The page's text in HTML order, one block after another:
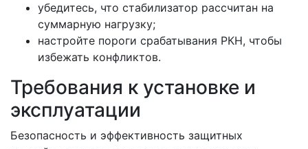
убедитесь, что стабилизатор рассчитан на
суммарную нагрузку;
настройте пороги срабатывания РКН, чтобы
избежать конфликтов.
Требования к установке и
эксплуатации
Безопасность и эффективность защитных